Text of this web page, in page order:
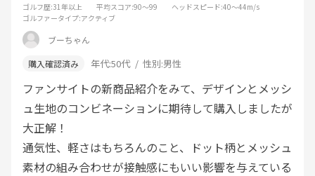
ゴルフ歴:31年以上 平均スコア:90～99 ヘッドスピード:40～44m/s
ゴルファータイプ:アクティブ
ブーちゃん
年代:50代 性別:男性
ファンサイトの新商品紹介をみて、デザインとメッシ
ュ生地のコンビネーションに期待して購入しましたが
大正解！
通気性、軽さはもちろんのこと、ドット柄とメッシュ
素材の組み合わせが接触感にもいい影響を与えている